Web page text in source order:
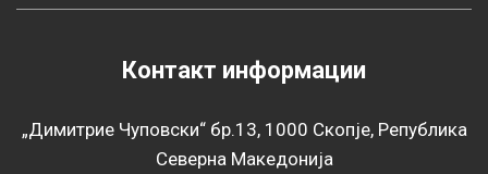
Контакт информации
„Димитрие Чуповски“ бр.13, 1000 Скопје, Република
Северна Македонија